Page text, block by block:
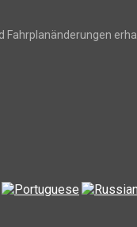
Fahrplanänderungen